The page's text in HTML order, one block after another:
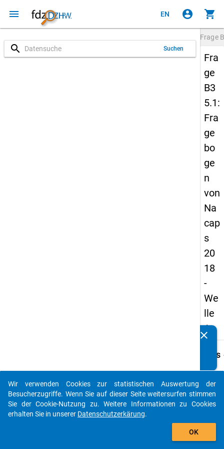
menu EN account_circle shopping_cart
search Suchen
Frage
Fra
ge
B3
5.1:
Fra
ge
bo
ge
n
von
Na
cap
s
20
18
-
We
lle
1
Details
B35.1
Sind
clear
auto_stories
add_shopping_cart
Wir verwenden Cookies zur statistischen Auswertung der
Besucherzugriffe. Wenn Sie auf dieser Seite weitersurfen stimmen
Sie der Cookie-Nutzung zu. Weitere Informationen zu Cookies
erhalten Sie in unserer Datenschutzerkärung.
OK